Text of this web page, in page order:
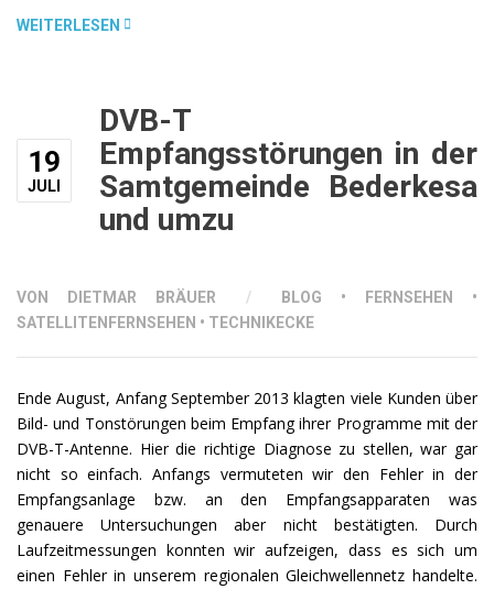
WEITERLESEN „SAT-
=
KEIN
PROBLEM!“
19
JULI
DVB-T
Empfangsstörungen in der
Samtgemeinde Bederkesa
und umzu
VON DIETMAR BRÄUER / BLOG • FERNSEHEN
•
SATELLITENFERNSEHEN • TECHNIKECKE
Ende August, Anfang September 2013 klagten viele Kunden über
Bild- und Tonstörungen beim Empfang ihrer Programme mit der
DVB-T-Antenne. Hier die richtige Diagnose zu stellen, war gar
nicht so einfach. Anfangs vermuteten wir den Fehler in der
Empfangsanlage bzw. an den Empfangsapparaten was
genauere Untersuchungen aber nicht bestätigten. Durch
Laufzeitmessungen konnten wir aufzeigen, dass es sich um
einen Fehler in unserem regionalen Gleichwellennetz handelte.